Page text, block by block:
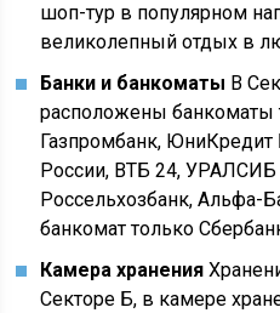
шоп-тур в популярном
великолепный отдых в
Банки и банкоматы В
расположены банкоматы
Газпромбанк, ЮниКредит
России, ВТБ 24, УРАЛСИБ
Россельхозбанк, Альфа-
банкомат только
Камера хранения
Секторе Б, в камере